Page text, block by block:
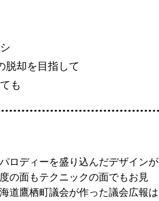
脱却を目指して
も
ロディーを盛り込んだデザインが
の面もテクニックの面でもお見
道鷹栖町議会が作った議会広報は